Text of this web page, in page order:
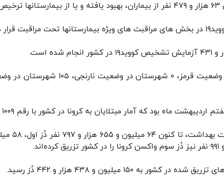
ماه بود که آمار مبتلایان به کرونا در کشور با رقم ۱۰۰۹ نفر، چهار رقمی بود.
به ۱۵۰ میلیون و ۴۳۸ هزار و ۴۴۲ دُز رسید.